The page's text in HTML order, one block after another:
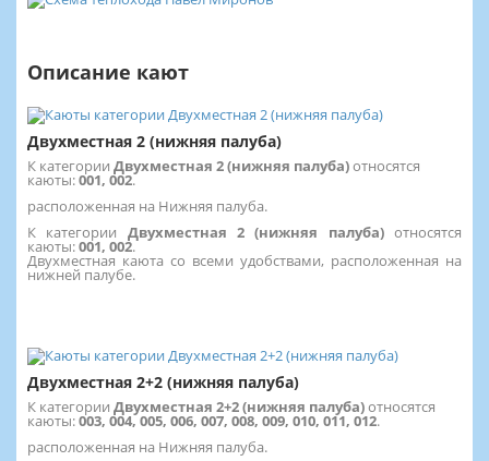
Описание кают
Двухместная 2 (нижняя палуба)
К категории Двухместная 2 (нижняя палуба)относятся
каюты:001, 002.
расположенная на Нижняя палуба.
К категории Двухместная 2 (нижняя палуба)относятся
каюты:001, 002.
Двухместная каюта со всеми удобствами, расположенная на
нижней палубе.
Двухместная 2+2 (нижняя палуба)
К категории Двухместная 2+2 (нижняя палуба)относятся
каюты:003, 004, 005, 006, 007, 008, 009, 010, 011, 012.
расположенная на Нижняя палуба.